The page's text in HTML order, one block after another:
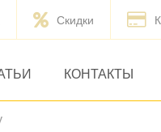
Скидки
КОНТАКТЫ